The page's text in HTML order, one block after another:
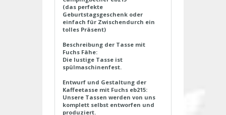
(das perfekte
Geburtstagsgeschenk oder
einfach für Zwischendurch ein
tolles Präsent)
Beschreibung der Tasse mit
Fuchs Fähe:
Die lustige Tasse ist
spülmaschinenfest.
Entwurf und Gestaltung der
Kaffeetasse mit Fuchs eb215:
Unsere Tassen werden von uns
komplett selbst entworfen und
produziert.